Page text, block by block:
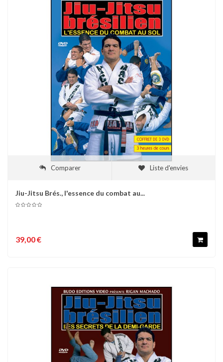
Comparer Liste d'envies
Jiu-Jitsu Brés., l'essence du combat au...
39,00 €